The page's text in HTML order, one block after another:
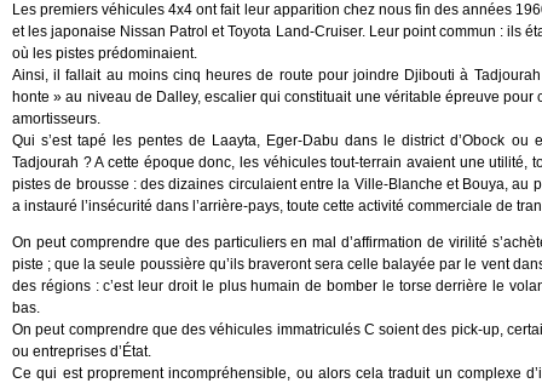
Les premiers véhicules 4x4 ont fait leur apparition chez nous fin des années
et les japonaise Nissan Patrol et Toyota Land-Cruiser. Leur point commun : ils
où les pistes prédominaient.
Ainsi, il fallait au moins cinq heures de route pour joindre Djibouti à
honte » au niveau de Dalley, escalier qui constituait une véritable épreuve
amortisseurs.
Qui s’est tapé les pentes de Laayta, Eger-Dabu dans le district d’Obock
Tadjourah ? A cette époque donc, les véhicules tout-terrain avaient une
pistes de brousse : des dizaines circulaient entre la Ville-Blanche et Bouya, au
a instauré l’insécurité dans l’arrière-pays, toute cette activité commerciale de
On peut comprendre que des particuliers en mal d’affirmation de virilité
piste ; que la seule poussière qu’ils braveront sera celle balayée par le vent
des régions : c’est leur droit le plus humain de bomber le torse derrière le
bas.
On peut comprendre que des véhicules immatriculés C soient des pick-up,
ou entreprises d’État.
Ce qui est proprement incompréhensible, ou alors cela traduit un complexe